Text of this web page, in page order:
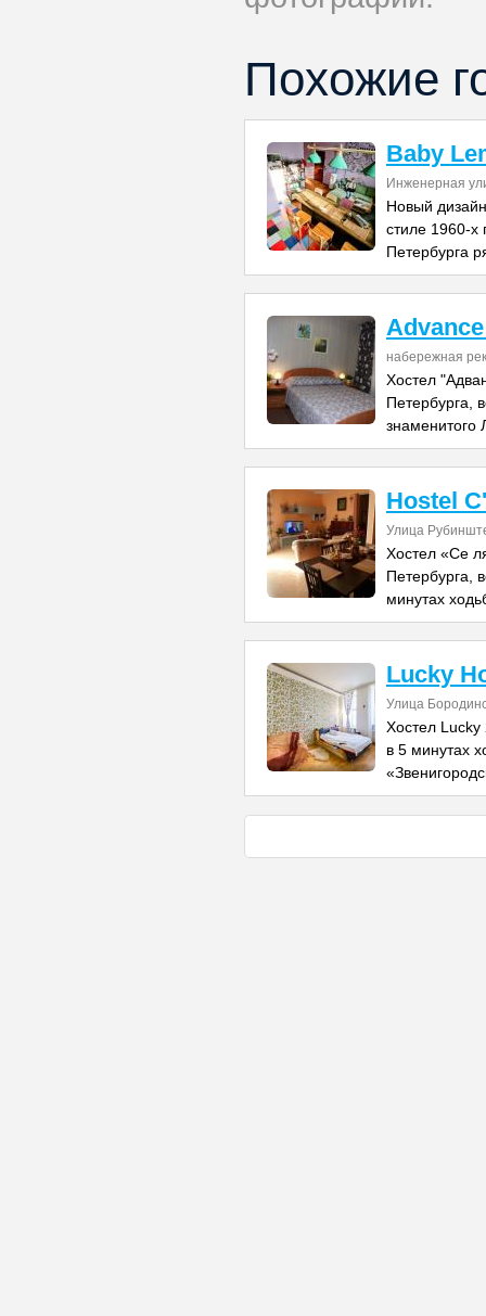
Похожие
Baby
Инженерная
Новый
стиле 1960-х
Петербурга
набережная
Хостел
Петербурга,
знаменитого
Hostel
Улица
Хостел «Се
Петербурга,
минутах
Lucky
Улица
Хостел Lucky
в 5 минутах